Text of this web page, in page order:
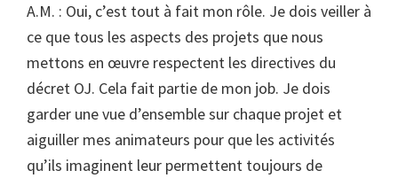
A.M. : Oui, c’est tout à fait mon rôle. Je dois veiller à
ce que tous les aspects des projets que nous
mettons en œuvre respectent les directives du
décret OJ. Cela fait partie de mon job. Je dois
garder une vue d’ensemble sur chaque projet et
aiguiller mes animateurs pour que les activités
qu’ils imaginent leur permettent toujours de